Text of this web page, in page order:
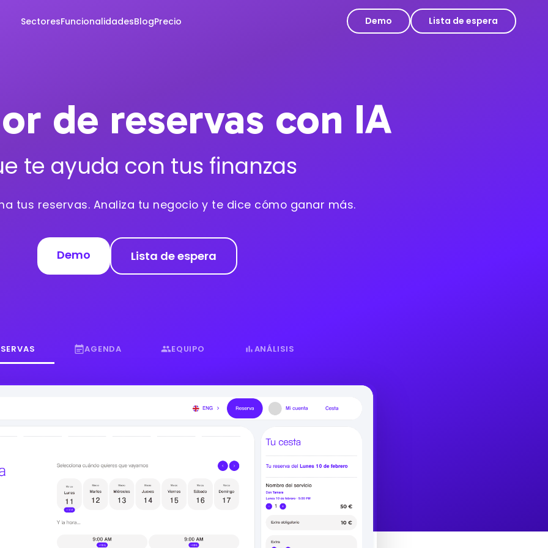
SectoresFuncionalidadesBlogPrecio Demo Lista de espera
de reservas con IA
te ayuda con tus finanzas
tus reservas. Analiza tu negocio y te dice cómo ganar más.
Demo Lista de espera
AGENDA EQUIPO ANÁLISIS